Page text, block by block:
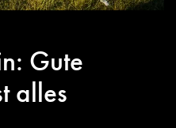
Gute
alles